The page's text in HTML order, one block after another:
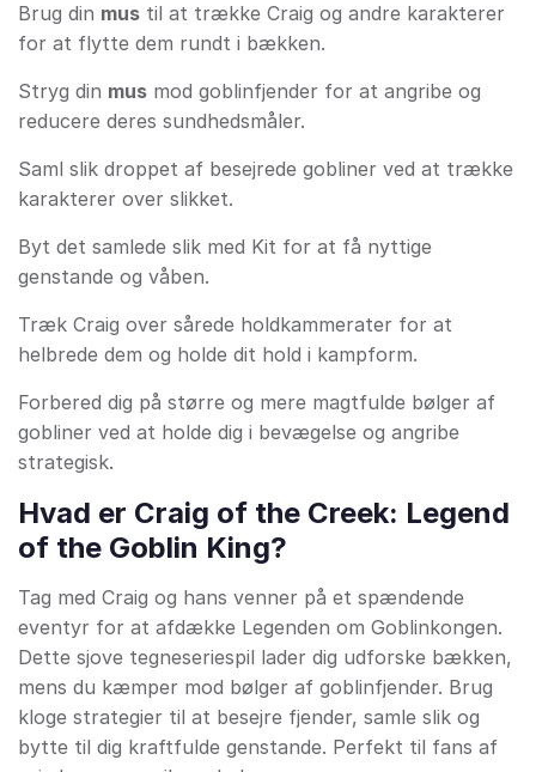
Brug din mus til at trække Craig og andre karakterer
for at flytte dem rundt i bækken.
Stryg din mus mod goblinfjender for at angribe og
reducere deres sundhedsmåler.
Saml slik droppet af besejrede gobliner ved at trække
karakterer over slikket.
Byt det samlede slik med Kit for at få nyttige
genstande og våben.
Træk Craig over sårede holdkammerater for at
helbrede dem og holde dit hold i kampform.
Forbered dig på større og mere magtfulde bølger af
gobliner ved at holde dig i bevægelse og angribe
strategisk.
Hvad er Craig of the Creek: Legend
of the Goblin King?
Tag med Craig og hans venner på et spændende
eventyr for at afdække Legenden om Goblinkongen.
Dette sjove tegneseriespil lader dig udforske bækken,
mens du kæmper mod bølger af goblinfjender. Brug
kloge strategier til at besejre fjender, samle slik og
bytte til dig kraftfulde genstande. Perfekt til fans af